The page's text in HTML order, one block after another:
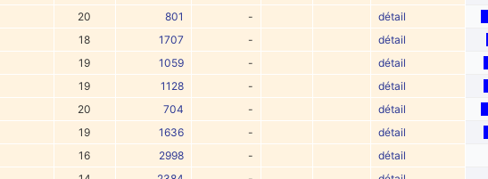
20 801 -
détail
18 1707 -
détail
19 1059 -
détail
19 1128 -
détail
20 704 -
détail
19 1636 -
détail
16 2998 -
détail